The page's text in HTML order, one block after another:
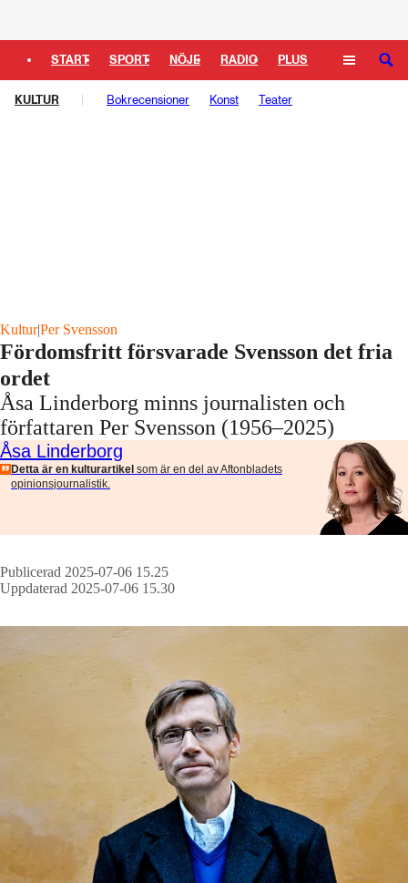
START SPORT NÖJE RADIO PLUS
TIPSA TV KULTUR LEDARE
SÖK
KULTUR Bokrecensioner Konst Teater
Kultur|Per Svensson
Fördomsfritt försvarade Svensson det fria
ordet
Åsa Linderborg minns journalisten och
författaren Per Svensson (1956–2025)
Åsa Linderborg
Detta är en kulturartikel som är en del av Aftonbladets
opinionsjournalistik.
Publicerad 2025-07-06 15.25
Uppdaterad 2025-07-06 15.30